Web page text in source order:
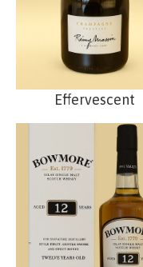
Effervescent